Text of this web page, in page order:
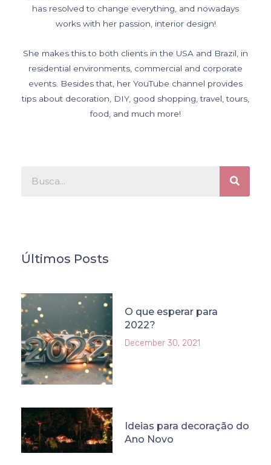
has resolved to change everything, and nowadays
works with her passion, interior design!
She makes this to both clients in the USA and Brazil, in
residential environments, commercial and corporate
events. Besides that, her YouTube channel provides
tips about decoration, DIY, good shopping, travel, tours,
food, and much more!
Últimos Posts
O que esperar para
2022?
December 30, 2021
Ideias para decoração do
Ano Novo